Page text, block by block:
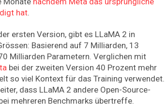
hat.
ersten Version, gibt es LLaMA 2 in
Basierend auf 7 Milliarden, 13
Milliarden Parametern. Verglichen mit
bei der zweiten Version 40 Prozent mehr
so viel Kontext für das Training verwendet.
dass LLaMA 2 andere Open-Source-
mehreren Benchmarks übertreffe.